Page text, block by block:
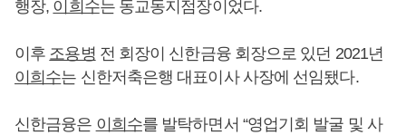
행장, 이희수는 동교동지점장이었다.
이후 조용병 전 회장이 신한금융 회장으로 있던 2021년
이희수는 신한저축은행 대표이사 사장에 선임됐다.
신한금융은 이희수를 발탁하면서 “영업기회 발굴 및 사